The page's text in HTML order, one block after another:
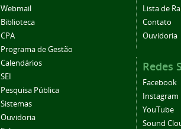
Webmail
Biblioteca
CPA
Programa de Gestão
Calendários
SEI
Pesquisa Pública
Sistemas
Ouvidoria
Lista de
Contato
Ouvidoria
Redes
Facebook
Instagram
YouTube
Sound